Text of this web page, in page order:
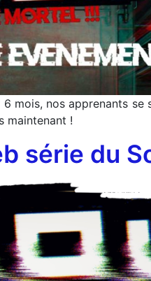
mois, nos apprenants se
maintenant !
série du